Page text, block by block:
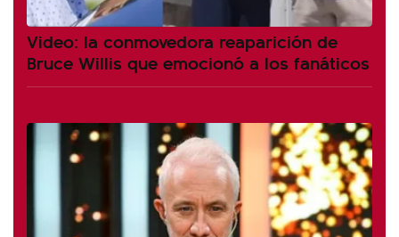
Video: la conmovedora reaparición de
Bruce Willis que emocionó a los fanáticos